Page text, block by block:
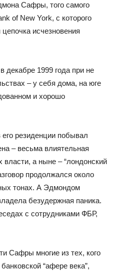
Сафры, того самого
of New York, с которого
исчезновения
декабре 1999 года при не
– у себя дома, на юге
и хорошо
резиденции побывал
– весьма влиятельная
а ныне – “лондонский
продолжался около
тонах. А Эдмондом
безудержная паника.
с сотрудниками ФБР,
Сафры многие из тех, кого
“афере века”,